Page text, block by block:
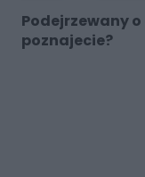
Podejrzewany
poznajecie?